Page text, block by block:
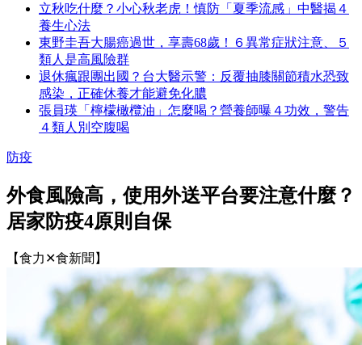
立秋吃什麼？小心秋老虎！慎防「夏季流感」中醫揭４
養生心法
東野圭吾大腸癌過世，享壽68歲！６異常症狀注意、５
類人是高風險群
退休瘋跟團出國？台大醫示警：反覆抽膝關節積水恐致
感染，正確休養才能避免化膿
張員瑛「檸檬橄欖油」怎麼喝？營養師曝４功效，警告
４類人別空腹喝
防疫
外食風險高，使用外送平台要注意什麼？
居家防疫4原則自保
【食力✕食新聞】